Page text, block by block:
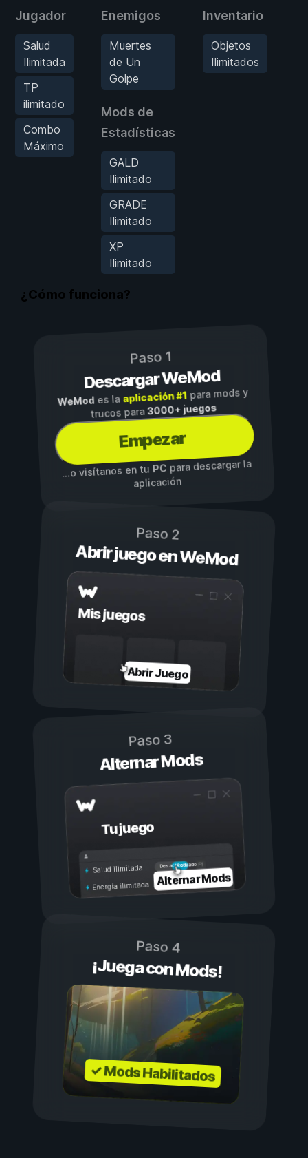
Jugador
Salud
Ilimitada
TP
ilimitado
Combo
Máximo
Enemigos
Muertes
de Un
Golpe
Mods de
Estadísticas
GALD
Ilimitado
GRADE
Ilimitado
XP
Ilimitado
Inventario
Objetos
Ilimitados
¿Cómo funciona?
Paso 1
Descargar WeMod
WeMod es la aplicación #1para mods y
trucos para3000+ juegos
Empezar
...o visítanos en tuPCpara descargar la
aplicación
Paso 2
Abrir juego en WeMod
Mis juegos
Abrir Juego
Paso 3
Alternar Mods
Tu juego
Activado
Desactivado
Salud ilimitada
Energía ilimitada Alternar Mods
Paso 4
¡Juega con Mods!
✓ Mods Habilitados